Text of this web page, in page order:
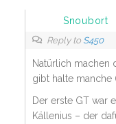
Snoubort
Reply to S450
Natürlich machen
gibt halte manche
Der erste GT war
Källenius – der